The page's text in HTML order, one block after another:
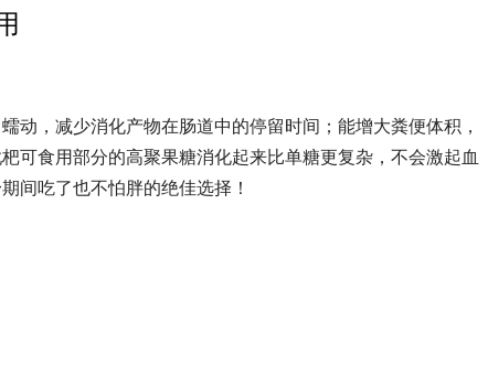
动，减少消化产物在肠道中的停留时间；能增大粪便体积，
可食用部分的高聚果糖消化起来比单糖更复杂，不会激起血
间吃了也不怕胖的绝佳选择！